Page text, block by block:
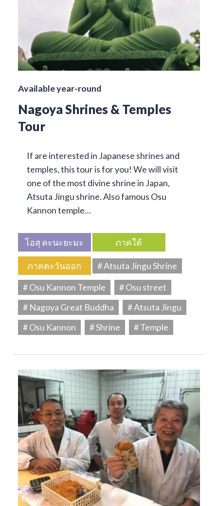
Available year-round
Nagoya Shrines & Temples
Tour
If are interested in Japanese shrines and
temples, this tour is for you! We will visit
one of the most divine shrine in Japan,
Atsuta Jingu shrine. Also famous Osu
Kannon temple…
โอสุ คะนะยะมะ ภาคใต้
ภาคตะวันออก
# Atsuta Jingu Shrine
# Osu Kannon Temple
# Osu street
# Nagoya Great Buddha
# Atsuta Jingu
# Osu Kannon
# Shrine # Temple